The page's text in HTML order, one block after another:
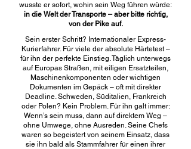
wusste er sofort, wohin sein Weg führen würde:
in die Welt der Transporte – aber bitte richtig,
von der Pike auf.
Sein erster Schritt? Internationaler Express-
Kurierfahrer. Für viele der absolute Härtetest –
für ihn der perfekte Einstieg. Täglich unterwegs
auf Europas Straßen, mit eiligen Ersatzteilen,
Maschinenkomponenten oder wichtigen
Dokumenten im Gepäck – oft mit direkter
Deadline. Schweden, Süditalien, Frankreich
oder Polen? Kein Problem. Für ihn galt immer:
Wenn’s sein muss, dann auf direktem Weg –
ohne Umwege, ohne Ausreden. Seine Chefs
waren so begeistert von seinem Einsatz, dass
sie ihn bald als Stammfahrer für einen ihrer